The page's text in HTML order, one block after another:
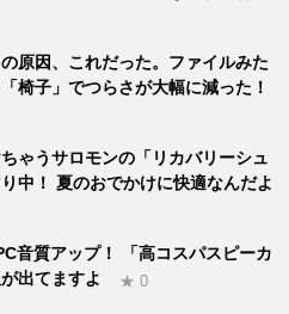
の原因、これだった。ファイルみた
椅子」でつらさが大幅に減った！
ゃうサロモンの「リカバリーシュ
中！ 夏のおでかけに快適なんだよ
音質アップ！ 「高コスパスピーカ
出てますよ
★ 0